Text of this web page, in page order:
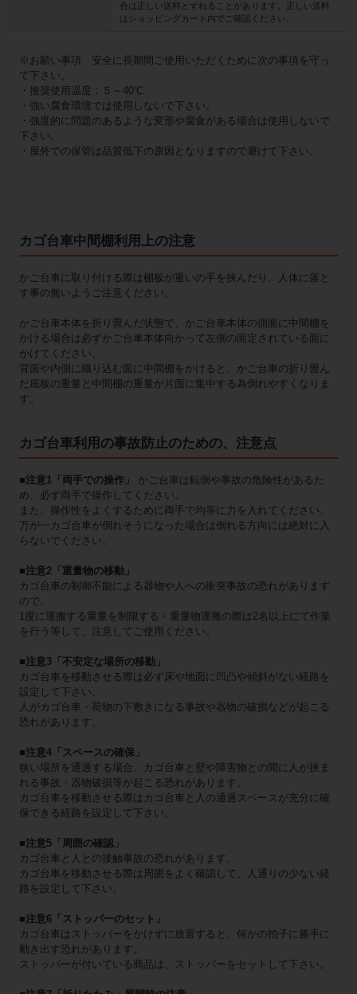
合は正しい送料とずれることがあります。正しい送料
はショッピングカート内でご確認ください。
※お願い事項 安全に長期間ご使用いただくために次の事項を守っ
て下さい。
・推奨使用温度：５～40℃
・強い腐食環境では使用しないで下さい。
・強度的に問題のあるような変形や腐食がある場合は使用しないで
下さい。
・屋外での保管は品質低下の原因となりますので避けて下さい。
カゴ台車中間棚利用上の注意
かご台車に取り付ける際は棚板が重いの手を挟んだり、人体に落と
す事の無いようご注意ください。
かご台車本体を折り畳んだ状態で、かご台車本体の側面に中間棚を
かける場合は必ずかご台車本体向かって左側の固定されている面に
かけてください。
背面や内側に織り込む面に中間棚をかけると、かご台車の折り畳ん
だ底板の重量と中間棚の重量が片面に集中する為倒れやすくなりま
す。
カゴ台車利用の事故防止のための、注意点
■注意1「両手での操作」
かご台車は転倒や事故の危険性があるた
め、必ず両手で操作してください。
また、操作性をよくするために両手で均等に力を入れてください。
万が一カゴ台車が倒れそうになった場合は倒れる方向には絶対に入
らないでください。
■注意2「重量物の移動」
カゴ台車の制御不能による器物や人への衝突事故の恐れがあります
ので、
1度に運搬する重量を制限する・重量物運搬の際は2名以上にて作業
を行う等して、注意してご使用ください。
■注意3「不安定な場所の移動」
カゴ台車を移動させる際は必ず床や地面に凹凸や傾斜がない経路を
設定して下さい。
人がカゴ台車・荷物の下敷きになる事故や器物の破損などが起こる
恐れがあります。
■注意4「スペースの確保」
狭い場所を通過する場合、カゴ台車と壁や障害物との間に人が挟ま
れる事故・器物破損等が起こる恐れがあります。
カゴ台車を移動させる際はカゴ台車と人の通過スペースが充分に確
保できる経路を設定して下さい。
■注意5「周囲の確認」
カゴ台車と人との接触事故の恐れがあります。
カゴ台車を移動させる際は周囲をよく確認して、人通りの少ない経
路を設定して下さい。
■注意6「ストッパーのセット」
カゴ台車はストッパーをかけずに放置すると、何かの拍子に勝手に
動き出す恐れがあります。
ストッパーが付いている商品は、ストッパーをセットして下さい。